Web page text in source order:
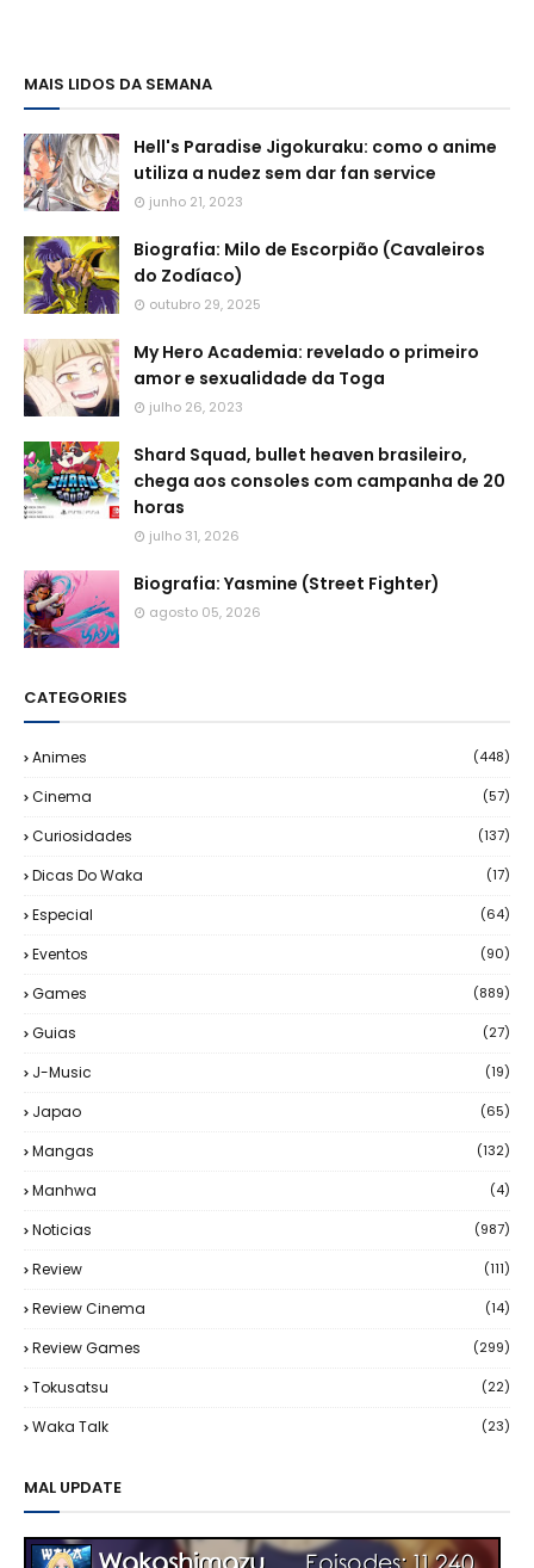
MAIS LIDOS DA SEMANA
Hell's Paradise Jigokuraku: como o anime
utiliza a nudez sem dar fan service
junho 21, 2023
Biografia: Milo de Escorpião (Cavaleiros
do Zodíaco)
outubro 29, 2025
My Hero Academia: revelado o primeiro
amor e sexualidade da Toga
julho 26, 2023
Shard Squad, bullet heaven brasileiro,
chega aos consoles com campanha de 20
horas
julho 31, 2026
Biografia: Yasmine (Street Fighter)
agosto 05, 2026
CATEGORIES
Animes (448)
Cinema (57)
Curiosidades (137)
Dicas Do Waka (17)
Especial (64)
Eventos (90)
Games (889)
Guias (27)
J-Music (19)
Japao (65)
Mangas (132)
Manhwa (4)
Noticias (987)
Review (111)
Review Cinema (14)
Review Games (299)
Tokusatsu (22)
Waka Talk (23)
MAL UPDATE